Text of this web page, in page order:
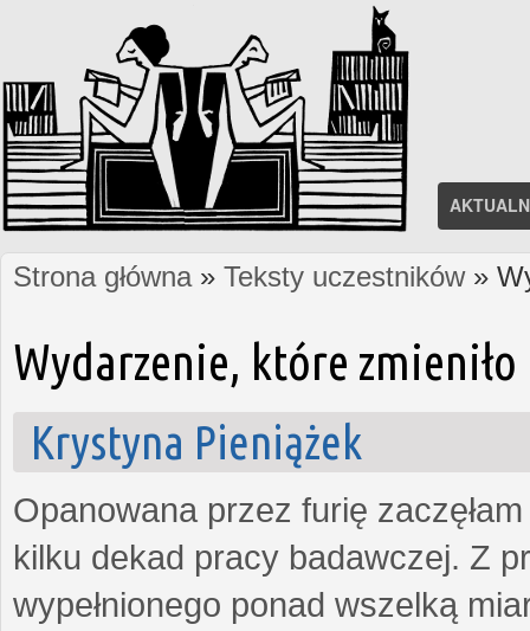
Jesteś tutaj
Strona główna» Teksty uczestników»
Wydarzenie, które
Krystyna Pieniążek
Opanowana przez furię
kilku dekad pracy badawczej. Z
wypełnionego ponad wszelką